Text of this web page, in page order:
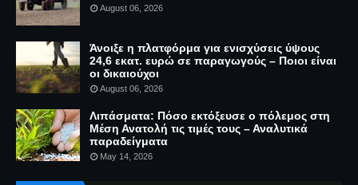
August 06, 2026
Άνοιξε η πλατφόρμα για ενισχύσεις ύψους
24,6 εκατ. ευρώ σε παραγωγούς – Ποιοι είναι
οι δικαιούχοι
August 06, 2026
Λιπάσματα: Πόσο εκτόξευσε ο πόλεμος στη
Μέση Ανατολή τις τιμές τους – Αναλυτικά
παραδείγματα
May 14, 2026